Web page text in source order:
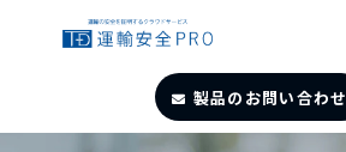
製品のお問い合わせ